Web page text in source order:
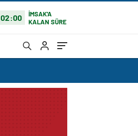
02:00
İMSAK'A
KALAN SÜRE